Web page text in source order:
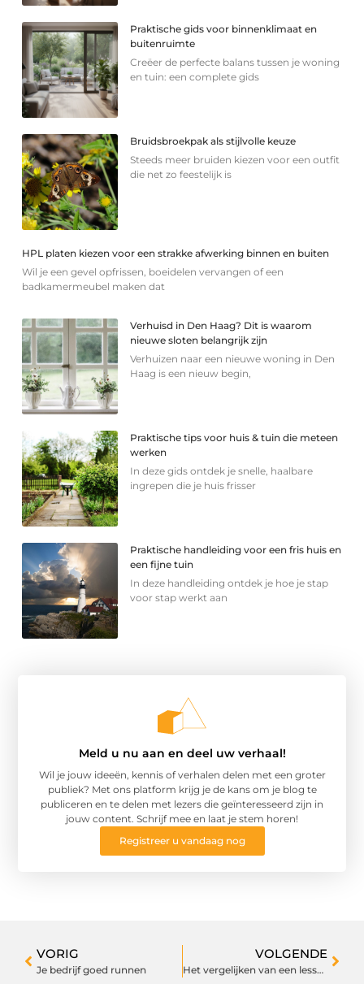
Praktische gids voor binnenklimaat en
buitenruimte
Creëer de perfecte balans tussen je woning
en tuin: een complete gids
Bruidsbroekpak als stijlvolle keuze
Steeds meer bruiden kiezen voor een outfit
die net zo feestelijk is
HPL platen kiezen voor een strakke afwerking binnen en buiten
Wil je een gevel opfrissen, boeidelen vervangen of een
badkamermeubel maken dat
Verhuisd in Den Haag? Dit is waarom
nieuwe sloten belangrijk zijn
Verhuizen naar een nieuwe woning in Den
Haag is een nieuw begin,
Praktische tips voor huis & tuin die meteen
werken
In deze gids ontdek je snelle, haalbare
ingrepen die je huis frisser
Praktische handleiding voor een fris huis en
een fijne tuin
In deze handleiding ontdek je hoe je stap
voor stap werkt aan
Meld u nu aan en deel uw verhaal!
Wil je jouw ideeën, kennis of verhalen delen met een groter
publiek? Met ons platform krijg je de kans om je blog te
publiceren en te delen met lezers die geïnteresseerd zijn in
jouw content. Schrijf mee en laat je stem horen!
Registreer u vandaag nog
VORIG
Je bedrijf goed runnen
VOLGENDE
Het vergelijken van een lessenaarsdak, mansardedak en een schilddak